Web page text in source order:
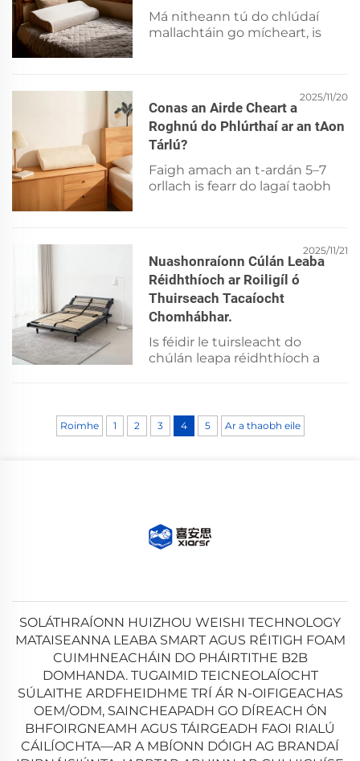
Má nitheann tú do chlúdaí
mallachtáin go mícheart, is
Foghlaim ar ár modh 5-chéime
tábhachtaithe chun uiligí a
dhéanamh go sábháilte agus
go héifeachtach. Íoslódáil do
2025/11/20
Conas an Airde Cheart a
Roghnú do Phlúrthaí ar an tAon
Tárlú?
Faigh amach an t-ardán 5–7
orllach is fearr do lagaí taobh
gcosán agus ar do phostúilín.
Aimsigh do mhéid foirfe.
2025/11/21
Nuashonraíonn Cúlán Leaba
Réidhthíoch ar Roiligíl ó
Thuirseach Tacaíocht
Chomhábhar.
Is féidir le tuirsleacht do
chúlán leapa réidhthíoch a
haghaidh fadtéarma forbartha.
Cosnaigh do infheistíocht
Roimhe 1 2 3 4 5 Ar a thaobh eile
SOLÁTHRAÍONN HUIZHOU WEISHI TECHNOLOGY
MATAISEANNA LEABA SMART AGUS RÉITIGH FOAM
CUIMHNEACHÁIN DO PHÁIRTITHE B2B
DOMHANDA. TUGAIMID TEICNEOLAÍOCHT
SÚLAITHE ARDFHEIDHME TRÍ ÁR N-OIFIGEACHAS
OEM/ODM, SAINCHEAPADH GO DÍREACH ÓN
BHFOIRGNEAMH AGUS TÁIRGEADH FAOI RIALÚ
CÁILÍOCHTA—AR A MBÍONN DÓIGH AG BRANDAÍ